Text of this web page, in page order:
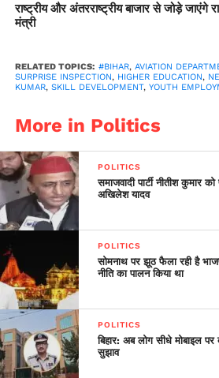
राष्ट्रीय और अंतरराष्ट्रीय बाजार से जोड़े जाएंगे
मंत्री
RELATED TOPICS: #BIHAR, AVIATION
SURPRISE INSPECTION, HIGHER EDUCATION,
KUMAR, SKILL DEVELOPMENT, YOUTH
More in Politics
POLITICS
समाजवादी पार्टी नीतीश कुमार
अखिलेश यादव
POLITICS
सोमनाथ पर झूठ फैला रही है
नीति का पालन किया था
POLITICS
बिहार: अब लोग सीधे मोबाइल
सुझाव